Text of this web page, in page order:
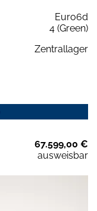
Euro6d
4 (Green)
Zentrallager
67.599,00 €
ausweisbar